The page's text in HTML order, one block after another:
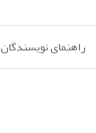
راهنمای نویسندگان